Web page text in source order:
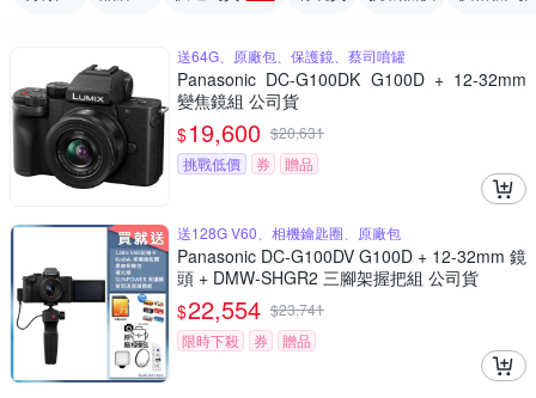
送64G、原廠包、保護鏡、蔡司噴罐
Panasonic DC-G100DK G100D + 12-32mm
變焦鏡組 公司貨
$19,600 $20,631
挑戰低價
券 贈品
送128G V60、相機鑰匙圈、原廠包
Panasonic DC-G100DV G100D + 12-32mm 鏡
頭 + DMW-SHGR2 三腳架握把組 公司貨
$22,554 $23,741
限時下殺
券 贈品